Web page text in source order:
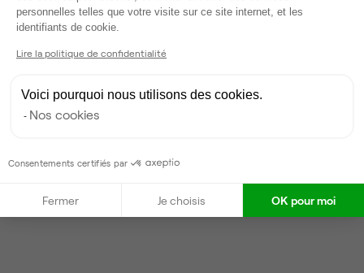
personnelles telles que votre visite sur ce site internet, et les
identifiants de cookie.
Lire la politique de confidentialité
Voici pourquoi nous utilisons des cookies.
Nos cookies
Consentements certifiés par
Fermer Je choisis OK pour moi